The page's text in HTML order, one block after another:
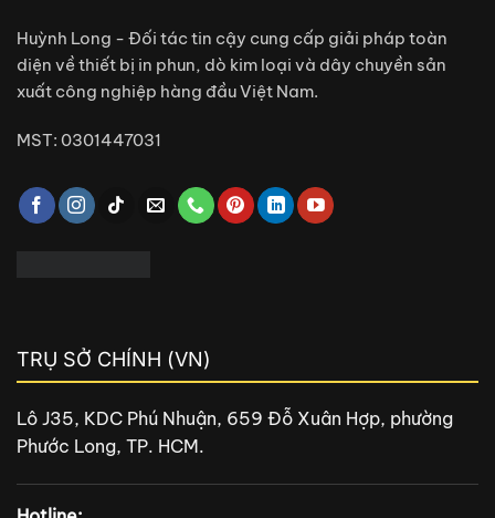
Huỳnh Long - Đối tác tin cậy cung cấp giải pháp toàn
diện về thiết bị in phun, dò kim loại và dây chuyền sản
xuất công nghiệp hàng đầu Việt Nam.
MST: 0301447031
TRỤ SỞ CHÍNH (VN)
Lô J35, KDC Phú Nhuận, 659 Đỗ Xuân Hợp, phường
Phước Long, TP. HCM.